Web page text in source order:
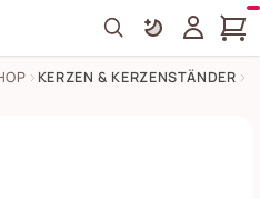
Search
KERZEN & KERZENSTÄNDER